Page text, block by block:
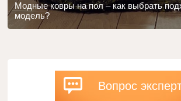
Модные ковры на пол – как выбрать
модель?
Вопрос